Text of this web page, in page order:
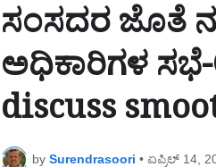
ಸಂಸದರ ಜೊತೆ
ಅಧಿಕಾರಿಗಳ
discuss
by Surendrasoori • ಏಪ್ರಿಲ್ 14,